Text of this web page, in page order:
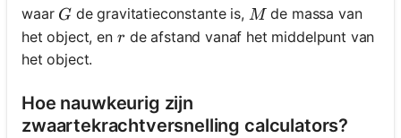
waar G
G de gravitatieconstante is, M
Mde massa van
het object, en r
r de afstand vanaf het middelpunt van
het object.
Hoe nauwkeurig zijn
zwaartekrachtversnelling calculators?